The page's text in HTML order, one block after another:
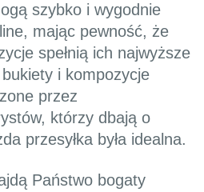
szybko i wygodnie
mając pewność, że
spełnią ich najwyższe
i kompozycje
przez
którzy dbają o
przesyłka była idealna.
Państwo bogaty